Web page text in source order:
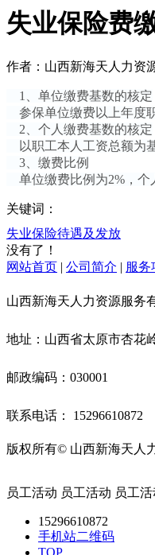
失业保险费
作者：山西新海天人力资
1、单位缴费基数的核定
参保单位缴费以上年度
2、个人缴费基数的核定
以职工本人工资总额为基
3、缴费比例
单位缴费比例为2%，个
关键词：
失业保险待遇及发放
没有了！
网站首页 | 公司简介 | 服务
山西新海天人力资源服务
地址：山西省太原市杏花
邮政编码：030001
联系电话： 15296610872
版权所有© 山西新海天人
员工活动 员工活动 员工
15296610872
手机站二维码
TOP